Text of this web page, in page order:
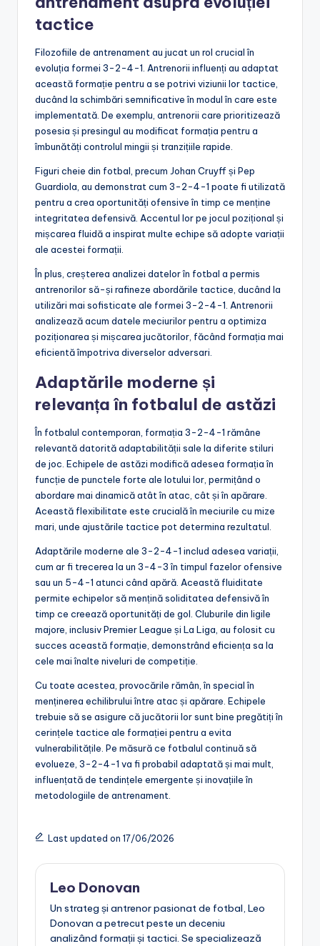
tactice
Filozofiile de antrenament au jucat un rol crucial în
evoluția formei 3-2-4-1. Antrenorii influenți au adaptat
această formație pentru a se potrivi viziunii lor tactice,
ducând la schimbări semnificative în modul în care este
implementată. De exemplu, antrenorii care prioritizează
posesia și presingul au modificat formația pentru a
îmbunătăți controlul mingii și tranzițiile rapide.
Figuri cheie din fotbal, precum Johan Cruyff și Pep
Guardiola, au demonstrat cum 3-2-4-1 poate fi utilizată
pentru a crea oportunități ofensive în timp ce menține
integritatea defensivă. Accentul lor pe jocul pozițional și
mișcarea fluidă a inspirat multe echipe să adopte variații
ale acestei formații.
În plus, creșterea analizei datelor în fotbal a permis
antrenorilor să-și rafineze abordările tactice, ducând la
utilizări mai sofisticate ale formei 3-2-4-1. Antrenorii
analizează acum datele meciurilor pentru a optimiza
poziționarea și mișcarea jucătorilor, făcând formația mai
eficientă împotriva diverselor adversari.
Adaptările moderne și
relevanța în fotbalul de astăzi
În fotbalul contemporan, formația 3-2-4-1 rămâne
relevantă datorită adaptabilității sale la diferite stiluri
de joc. Echipele de astăzi modifică adesea formația în
funcție de punctele forte ale lotului lor, permițând o
abordare mai dinamică atât în atac, cât și în apărare.
Această flexibilitate este crucială în meciurile cu mize
mari, unde ajustările tactice pot determina rezultatul.
Adaptările moderne ale 3-2-4-1 includ adesea variații,
cum ar fi trecerea la un 3-4-3 în timpul fazelor ofensive
sau un 5-4-1 atunci când apără. Această fluiditate
permite echipelor să mențină soliditatea defensivă în
timp ce creează oportunități de gol. Cluburile din ligile
majore, inclusiv Premier League și La Liga, au folosit cu
succes această formație, demonstrând eficiența sa la
cele mai înalte niveluri de competiție.
Cu toate acestea, provocările rămân, în special în
menținerea echilibrului între atac și apărare. Echipele
trebuie să se asigure că jucătorii lor sunt bine pregătiți în
cerințele tactice ale formației pentru a evita
vulnerabilitățile. Pe măsură ce fotbalul continuă să
evolueze, 3-2-4-1 va fi probabil adaptată și mai mult,
influențată de tendințele emergente și inovațiile în
metodologiile de antrenament.
Last updated on 17/06/2026
Leo Donovan
Un strateg și antrenor pasionat de fotbal, Leo
Donovan a petrecut peste un deceniu
analizând formații și tactici. Se specializează